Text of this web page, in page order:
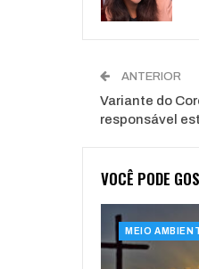
ANTERIOR
Variante do
responsável
VOCÊ PODE